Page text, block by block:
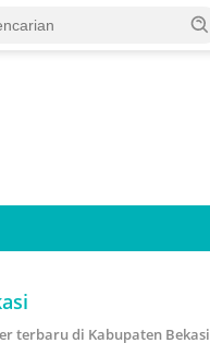
terbaru di Kabupaten Bekasi